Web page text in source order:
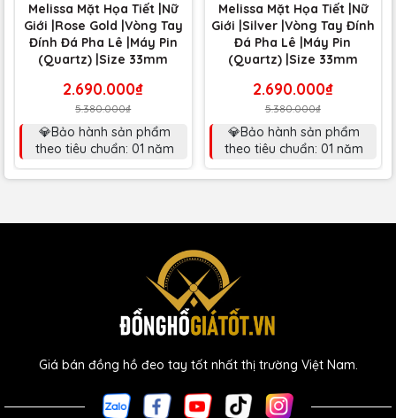
Melissa Mặt Họa Tiết |Nữ
Giới |Rose Gold |Vòng Tay
Đính Đá Pha Lê |Máy Pin
(Quartz) |Size 33mm
2.690.000₫
5.380.000₫
💎Bảo hành sản phẩm
theo tiêu chuẩn: 01 năm
Melissa Mặt Họa Tiết |Nữ
Giới |Silver |Vòng Tay Đính
Đá Pha Lê |Máy Pin
(Quartz) |Size 33mm
2.690.000₫
5.380.000₫
💎Bảo hành sản phẩm
theo tiêu chuẩn: 01 năm
Giá bán đồng hồ đeo tay tốt nhất thị trường Việt Nam.